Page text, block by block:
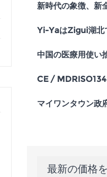
新時代の象徴、新
Yi-YaはZigui湖北
中国の医療用使い
CE /
マイワンタウン政
最新の価格